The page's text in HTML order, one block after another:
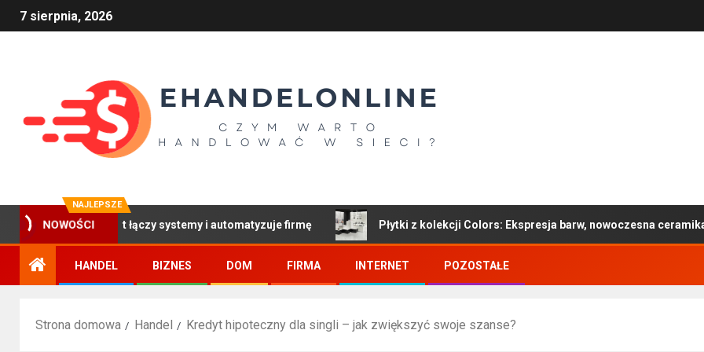
7 sierpnia, 2026
NAJLEPSZE
NOWOŚCI
pomost łączy systemy i automatyzuje firmę Płytki z kolekcji Colors: Ekspresja barw, nowoczesna ceramika i wyrazisty
HANDEL BIZNES DOM FIRMA INTERNET POZOSTAŁE
Strona domowa Handel Kredyt hipoteczny dla singli – jak zwiększyć swoje szanse?